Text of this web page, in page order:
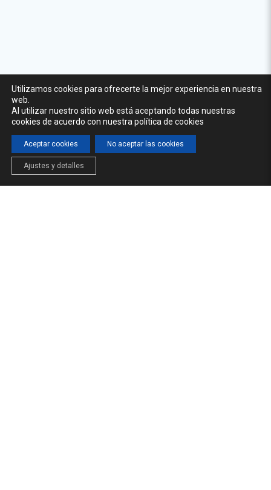
Utilizamos cookies para ofrecerte la mejor experiencia en nuestra
web.
Al utilizar nuestro sitio web está aceptando todas nuestras
cookies de acuerdo con nuestra política de cookies
Aceptar cookies No aceptar las cookies
Ajustes y detalles